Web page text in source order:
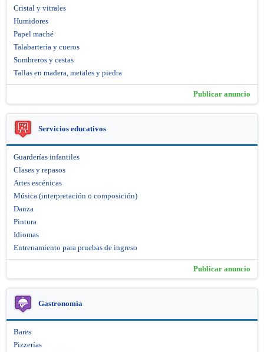
Cristal y vitrales
Humidores
Papel maché
Talabartería y cueros
Sombreros y cestas
Tallas en madera, metales y piedra
Publicar anuncio
Servicios educativos
Guarderías infantiles
Clases y repasos
Artes escénicas
Música (interpretación o composición)
Danza
Pintura
Idiomas
Entrenamiento para pruebas de ingreso
Publicar anuncio
Gastronomía
Bares
Pizzerías